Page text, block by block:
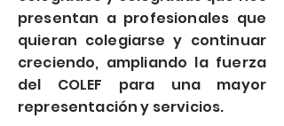
presentan a profesionales que
quieran colegiarse y continuar
creciendo, ampliando la fuerza
del COLEF para una mayor
representación y servicios.